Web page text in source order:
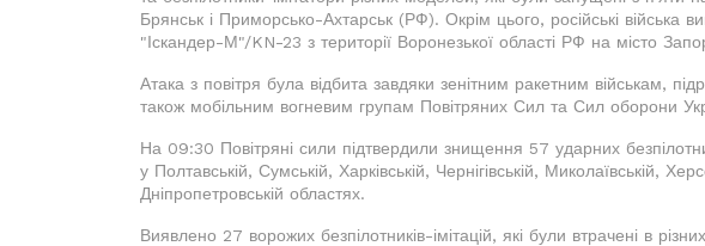
Брянськ і Приморсько-Ахтарськ (РФ). Окрім цього, російські війська
"Іскандер-М"/KN-23 з території Воронезької області РФ на місто
Атака з повітря була відбита завдяки зенітним ракетним військам,
також мобільним вогневим групам Повітряних Сил та Сил оборони
На 09:30 Повітряні сили підтвердили знищення 57 ударних
у Полтавській, Сумській, Харківській, Чернігівській, Миколаївській,
Дніпропетровській областях.
Виявлено 27 ворожих безпілотників-імітацій, які були втрачені в